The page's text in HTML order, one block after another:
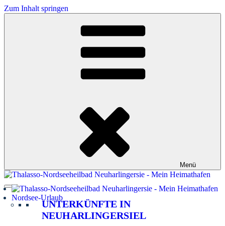
Zum Inhalt springen
Menü
Nordsee-Urlaub
UNTERKÜNFTE IN
NEUHARLINGERSIEL